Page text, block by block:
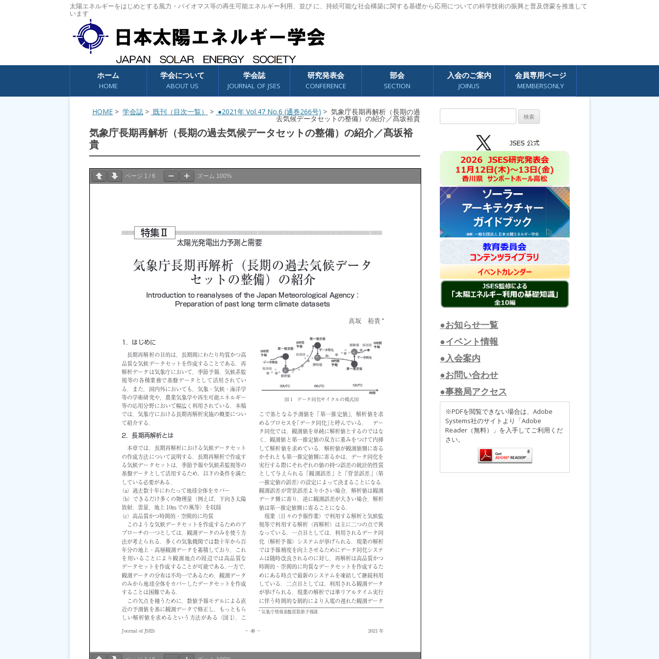
太陽エネルギーをはじめとする風力・バイオマス等の再生可能エネルギー利用、並び に、持続可能な社会構築に関する基礎から応用についての科学技術の振興と普及啓蒙を推進して
います
コンテンツへスキップ
ホーム
HOME
学会について
ABOUT US
学会誌
JOURNAL OF JSES
研究発表会
CONFERENCE
部会
SECTION
入会のご案内
JOINUS
会員専用ページ
MEMBERSONLY
HOME > 学会誌 > 既刊（目次一覧） > ●2021年 Vol.47 No.6 (通巻266号) > 気象庁長期再解析（長期の過
去気候データセットの整備）の紹介／髙坂裕貴
気象庁長期再解析（長期の過去気候データセットの整備）の紹介／髙坂裕
貴
ページ 1 / 6 ズーム 100%
索:
●お知らせ一覧
●イベント情報
●入会案内
●お問い合わせ
●事務局アクセス
※PDFを閲覧できない場合は、Adobe
Systems社のサイトより「Adobe
Reader（無料）」を入手してご利用くだ
さい。